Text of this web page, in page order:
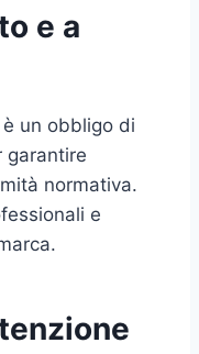
e a
è un obbligo di
garantire
normativa.
e